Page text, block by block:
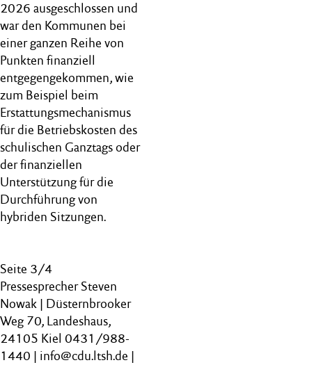
2026 ausgeschlossen und
war den Kommunen bei
einer ganzen Reihe von
Punkten finanziell
entgegengekommen, wie
zum Beispiel beim
Erstattungsmechanismus
für die Betriebskosten des
schulischen Ganztags oder
der finanziellen
Unterstützung für die
Durchführung von
hybriden Sitzungen.
Seite 3/4
Pressesprecher Steven
Nowak | Düsternbrooker
Weg 70, Landeshaus,
24105 Kiel 0431/988-
1440 | info@cdu.ltsh.de |